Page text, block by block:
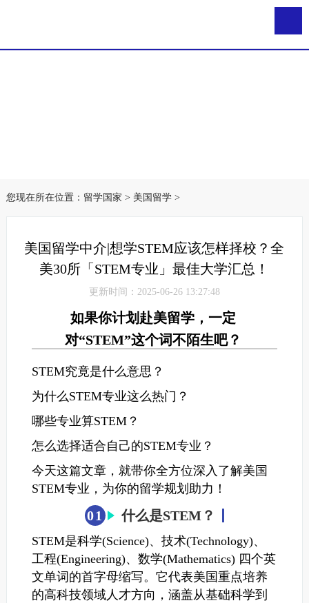
您现在所在位置： 留学国家 > 美国留学>
美国留学中介|想学STEM应该怎样择校？全
美30所「STEM专业」最佳大学汇总！
更新时间：2025-06-26 13:27:48
如果你计划赴美留学，一定
对“STEM”这个词不陌生吧？
STEM究竟是什么意思？
为什么STEM专业这么热门？
哪些专业算STEM？
怎么选择适合自己的STEM专业？
今天这篇文章，就带你全方位深入了解美国
STEM专业，为你的留学规划助力！
01 什么是STEM？
STEM是科学(Science)、技术(Technology)、
工程(Engineering)、数学(Mathematics) 四个英
文单词的首字母缩写。它代表美国重点培养
的高科技领域人才方向，涵盖从基础科学到